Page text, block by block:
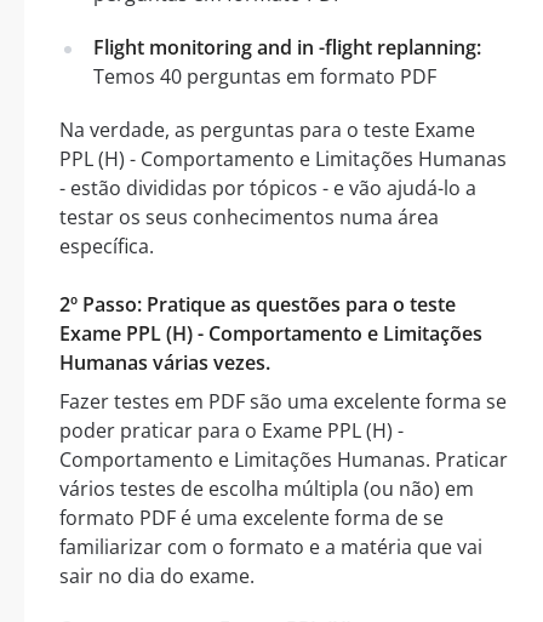
Flight monitoring and in -flight replanning:
Temos 40 perguntas em formato PDF
Na verdade, as perguntas para o teste Exame
PPL (H) - Comportamento e Limitações Humanas
- estão divididas por tópicos - e vão ajudá-lo a
testar os seus conhecimentos numa área
específica.
2º Passo: Pratique as questões para o teste
Exame PPL (H) - Comportamento e Limitações
Humanas várias vezes.
Fazer testes em PDF são uma excelente forma se
poder praticar para o Exame PPL (H) -
Comportamento e Limitações Humanas. Praticar
vários testes de escolha múltipla (ou não) em
formato PDF é uma excelente forma de se
familiarizar com o formato e a matéria que vai
sair no dia do exame.